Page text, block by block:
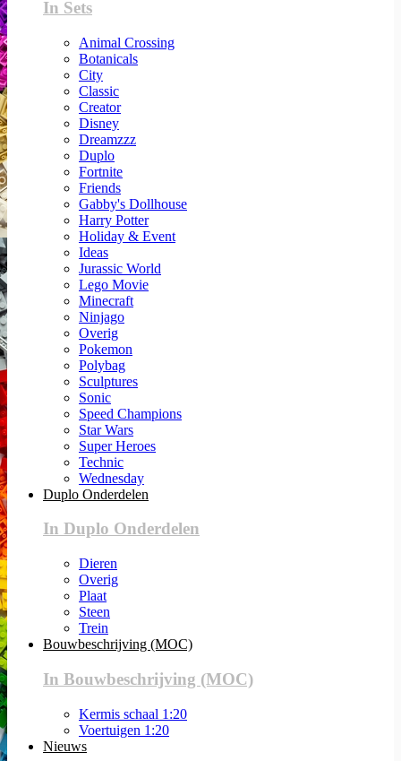
In Sets
Animal Crossing
Botanicals
City
Classic
Creator
Disney
Dreamzzz
Duplo
Fortnite
Friends
Gabby's Dollhouse
Harry Potter
Holiday & Event
Ideas
Jurassic World
Lego Movie
Minecraft
Ninjago
Overig
Pokemon
Polybag
Sculptures
Sonic
Speed Champions
Star Wars
Super Heroes
Technic
Wednesday
Duplo Onderdelen
In Duplo Onderdelen
Dieren
Overig
Plaat
Steen
Trein
Bouwbeschrijving (MOC)
In Bouwbeschrijving (MOC)
Kermis schaal 1:20
Voertuigen 1:20
Nieuws